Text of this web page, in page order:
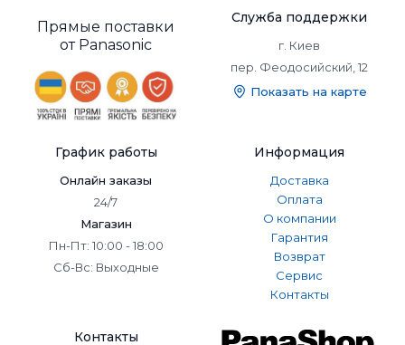
Прямые поставки
от Panasonic
Служба поддержки
г. Киев
пер. Феодосийский, 12
Показать на карте
График работы
Онлайн заказы
24/7
Магазин
Пн-Пт: 10:00 - 18:00
Сб-Вс: Выходные
Информация
Доставка
Оплата
О компании
Гарантия
Возврат
Сервис
Контакты
Контакты